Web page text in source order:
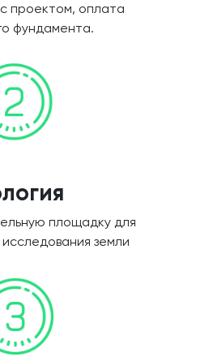
проектом, оплата
фундамента.
площадку для
земли